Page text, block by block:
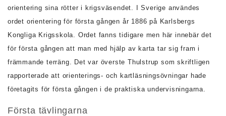
orientering sina rötter i krigsväsendet. I Sverige användes
ordet orientering för första gången år 1886 på Karlsbergs
Kongliga Krigsskola. Ordet fanns tidigare men här innebär det
för första gången att man med hjälp av karta tar sig fram i
främmande terräng. Det var överste Thulstrup som skriftligen
rapporterade att orienterings- och kartläsningsövningar hade
företagits för första gången i de praktiska undervisningarna.
Första tävlingarna